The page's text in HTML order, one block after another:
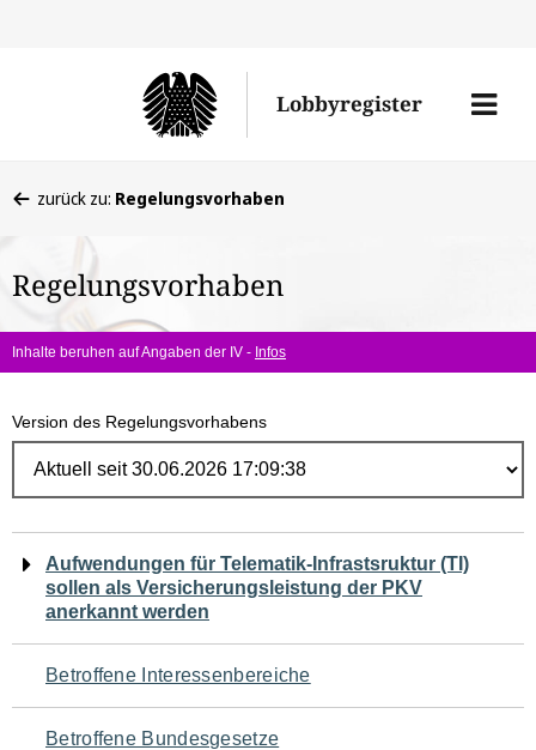
Lobbyregister
Menü
befinden
hier:
zurück zu: Regelungsvorhaben
Regelungsvorhaben
Inhalte beruhen auf Angaben der IV - Infos
Version des Regelungsvorhabens
Navigation
für
den
Seiteninhalt
Aufwendungen für Telematik-Infrastsruktur (TI)
sollen als Versicherungsleistung der PKV
anerkannt werden
Betroffene Interessenbereiche
Betroffene Bundesgesetze